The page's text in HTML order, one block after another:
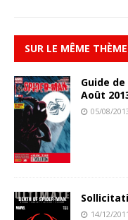
SUR LE MÊME THÈME
Guide
Août
05/08/
14/12/2011